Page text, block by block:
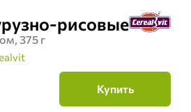
рисовые
375 г
Купить